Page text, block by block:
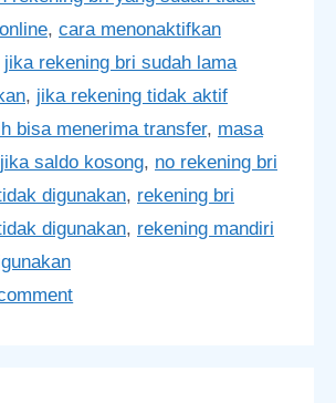
, cara menonaktifkan
jika rekening bri sudah lama
, jika rekening tidak aktif
bisa menerima transfer, masa
saldo kosong, no rekening bri
digunakan, rekening bri
digunakan, rekening mandiri